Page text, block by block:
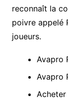
reconnaît la
poivre appelé
joueurs.
Avapro
Avapro